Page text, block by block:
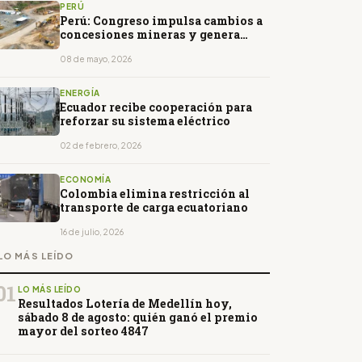
PERÚ
Perú: Congreso impulsa cambios a
concesiones mineras y genera
08 de mayo, 2026
ENERGÍA
Ecuador recibe cooperación para
reforzar su sistema eléctrico
02 de febrero, 2026
ECONOMÍA
Colombia elimina restricción al
transporte de carga ecuatoriano
16 de julio, 2026
MÁS LEÍDO
LO MÁS LEÍDO
Resultados Lotería de Medellín hoy,
sábado 8 de agosto: quién ganó el premio
mayor del sorteo 4847